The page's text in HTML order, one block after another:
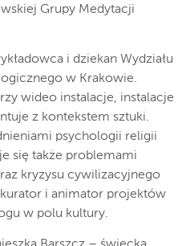
Grupy Medytacji
i dziekan Wydziału
w Krakowie.
wideo instalacje, instalacje
z kontekstem sztuki.
psychologii religii
się także problemami
kryzysu cywilizacyjnego
i animator projektów
w polu kultury.